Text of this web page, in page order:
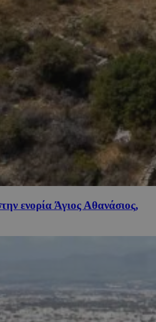
ενορία Άγιος Αθανάσιος,